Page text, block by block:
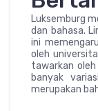
Luksemburg
dan bahasa.
ini
oleh
tawarkan
banyak
merupakan